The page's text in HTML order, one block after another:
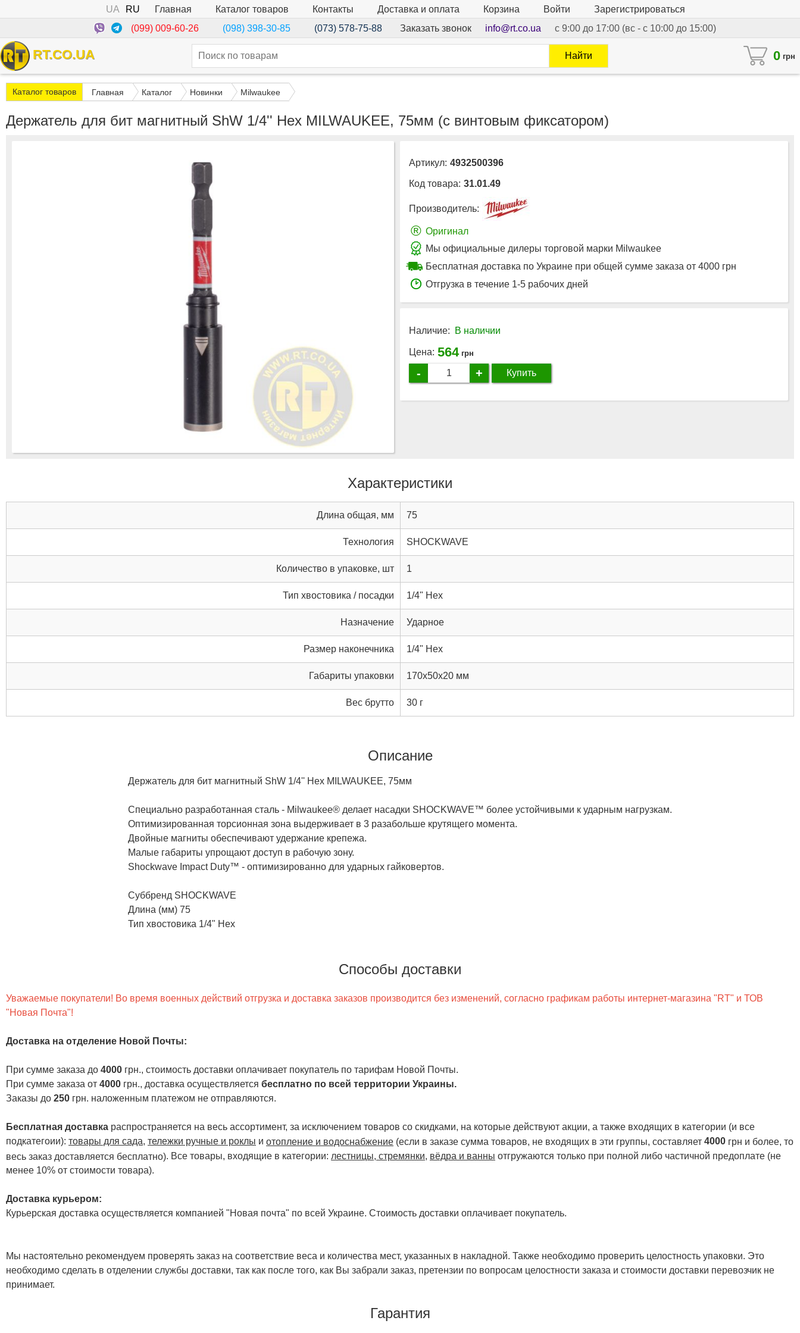
UA RU Главная Каталог товаров Контакты Доставка и оплата Корзина Войти
Зарегистрироваться
(099) 009-60-26
(098) 398-30-85 (073) 578-75-88 Заказать звонок info@rt.co.ua с 9:00 до 17:00 (вс - с 10:00 до 15:00)
RT.CO.UA 0 грн
Найти
Каталог товаров Главная Каталог Новинки Milwaukee
Держатель для бит магнитный ShW 1/4'' Hex MILWAUKEE, 75мм (с винтовым фиксатором)
Артикул: 4932500396
Код товара: 31.01.49
Производитель:
® Оригинал
Мы официальные дилеры торговой марки Milwaukee
Бесплатная доставка по Украине при общей сумме заказа от 4000 грн
Отгрузка в течение 1-5 рабочих дней
Наличие: В наличии
Цена: 564 грн
- + Купить
Характеристики
Длина общая, мм 75
Технология SHOCKWAVE
Количество в упаковке, шт 1
Тип хвостовика / посадки 1/4" Hex
Назначение Ударное
Размер наконечника 1/4" Hex
Габариты упаковки 170x50x20 мм
Вес брутто 30 г
Описание
Держатель для бит магнитный ShW 1/4'' Hex MILWAUKEE, 75мм
Специально разработанная сталь - Milwaukee® делает насадки SHOCKWAVE™ более устойчивыми к ударным нагрузкам.
Оптимизированная торсионная зона выдерживает в 3 разабольше крутящего момента.
Двойные магниты обеспечивают удержание крепежа.
Малые габариты упрощают доступ в рабочую зону.
Shockwave Impact Duty™ - оптимизированно для ударных гайковертов.
Суббренд SHOCKWAVE
Длина (мм) 75
Тип хвостовика 1/4" Hex
Способы доставки
Уважаемые покупатели! Во время военных действий отгрузка и доставка заказов производится без изменений, согласно графикам работы интернет-магазина "RT" и ТОВ
"Новая Почта"!
Доставка на отделение Новой Почты:
При сумме заказа до 4000 грн., стоимость доставки оплачивает покупатель по тарифам Новой Почты.
При сумме заказа от 4000 грн., доставка осуществляется бесплатно по всей территории Украины.
Заказы до 250 грн. наложенным платежом не отправляются.
Бесплатная доставка распространяется на весь ассортимент, за исключением товаров со скидками, на которые действуют акции, а также входящих в категории (и все
подкатегоии): товары для сада, тележки ручные и роклы и отопление и водоснабжение (если в заказе сумма товаров, не входящих в эти группы, составляет 4000 грн и более, то
весь заказ доставляется бесплатно). Все товары, входящие в категории: лестницы, стремянки, вёдра и ванны отгружаются только при полной либо частичной предоплате (не
менее 10% от стоимости товара).
Доставка курьером:
Курьерская доставка осуществляется компанией "Новая почта" по всей Украине. Стоимость доставки оплачивает покупатель.
Мы настоятельно рекомендуем проверять заказ на соответствие веса и количества мест, указанных в накладной. Также необходимо проверить целостность упаковки. Это
необходимо сделать в отделении службы доставки, так как после того, как Вы забрали заказ, претензии по вопросам целостности заказа и стоимости доставки перевозчик не
принимает.
Гарантия